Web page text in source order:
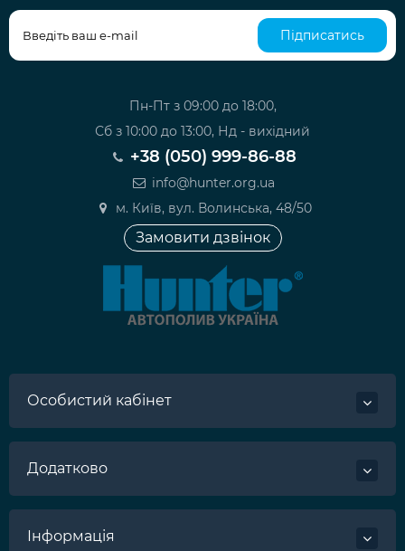
Підписатись
Пн-Пт з 09:00 до 18:00,
Сб з 10:00 до 13:00, Нд - вихідний
+38 (050) 999-86-88
info@hunter.org.ua
м. Київ, вул. Волинська, 48/50
Замовити дзвінок
Особистий кабінет
Додатково
Інформація